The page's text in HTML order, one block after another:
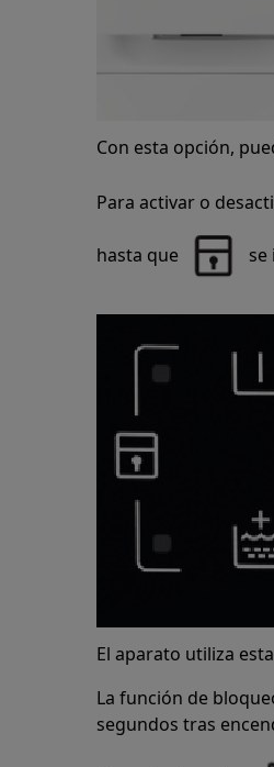
Con esta opción,
Para activar o
hasta que se
El aparato utiliza
La función de
segundos tras